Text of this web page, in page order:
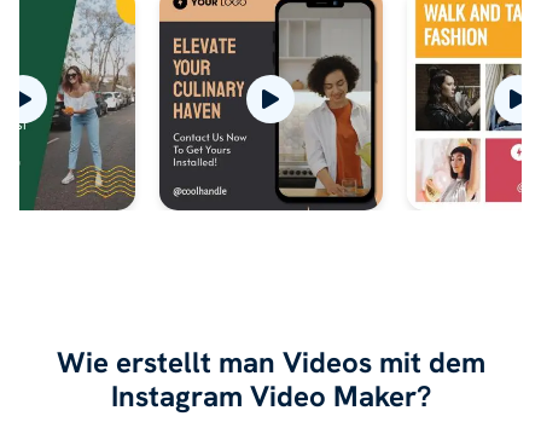
Wie erstellt man Videos mit dem
Instagram Video Maker?